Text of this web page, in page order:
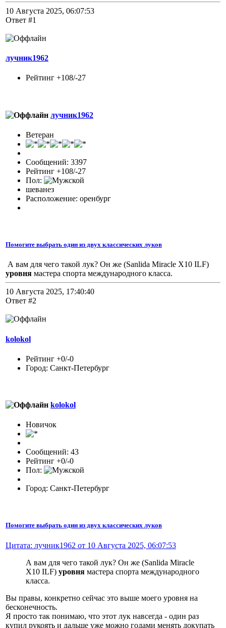
10 Августа 2025, 06:07:53
Ответ #1
лучник1962
Рейтинг +108/-27
лучник1962
Ветеран
Сообщений: 3397
Рейтинг +108/-27
Пол:
шеванез
Расположение: оренбург
Помогите выбрать один из двух классических луков
А вам для чего такой лук? Он же (Sanlida Miracle X10 ILF)
уровня мастера спорта международного класса.
10 Августа 2025, 17:40:40
Ответ #2
kolokol
Рейтинг +0/-0
Город: Санкт-Петербург
kolokol
Новичок
Сообщений: 43
Рейтинг +0/-0
Пол:
Город: Санкт-Петербург
Помогите выбрать один из двух классических луков
Цитата: лучник1962 от 10 Августа 2025, 06:07:53
А вам для чего такой лук? Он же (Sanlida Miracle
X10 ILF) уровня мастера спорта международного
класса.
Вы правы, конкретно сейчас это выше моего уровня на
бесконечность.
Я просто так понимаю, что этот лук навсегда - один раз
купил рукоять и дальше уже можно годами менять докупать